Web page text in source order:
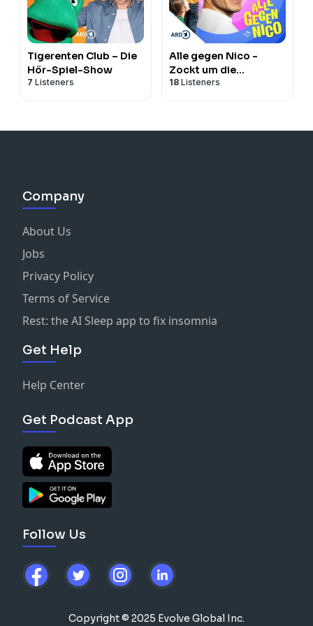
Tigerenten Club – Die
Hör-Spiel-Show
7 Listeners
Alle gegen Nico -
Zockt um die
Quizkrone!
18 Listeners
Company
About Us
Jobs
Privacy Policy
Terms of Service
Rest: the AI Sleep app to fix insomnia
Get Help
Help Center
Get Podcast App
Follow Us
Copyright © 2025 Evolve Global Inc.